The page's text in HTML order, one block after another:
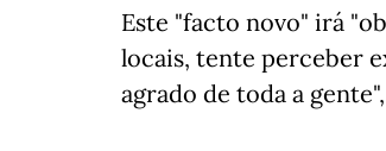
Este "facto novo" irá
locais, tente perceber
agrado de toda a